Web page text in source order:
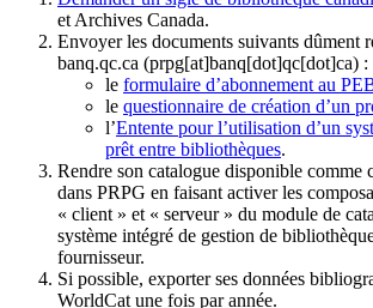
et Archives Canada.
Envoyer les documents suivants dûment
banq.qc.ca (prpg[at]banq[dot]qc[dot]ca) :
le formulaire d’abonnement au
le questionnaire de création d’un
l’Entente pour l’utilisation d’un
prêt entre bibliothèques.
Rendre son catalogue disponible comme
dans PRPG en faisant activer les
« client » et « serveur » du module de
système intégré de gestion de
fournisseur.
Si possible, exporter ses données
WorldCat une fois par année.